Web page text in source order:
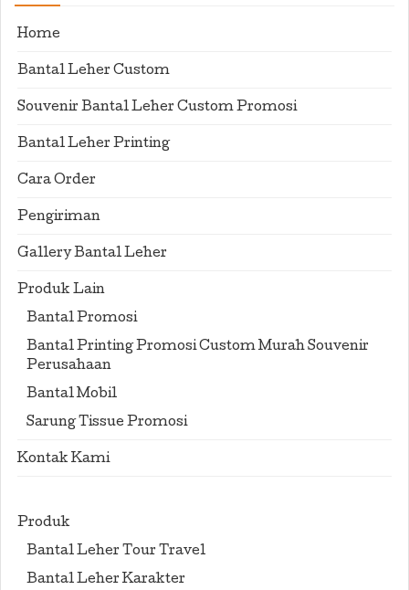
Home
Bantal Leher Custom
Souvenir Bantal Leher Custom Promosi
Bantal Leher Printing
Cara Order
Pengiriman
Gallery Bantal Leher
Produk Lain
Bantal Promosi
Bantal Printing Promosi Custom Murah Souvenir
Perusahaan
Bantal Mobil
Sarung Tissue Promosi
Kontak Kami
Produk
Bantal Leher Tour Travel
Bantal Leher Karakter